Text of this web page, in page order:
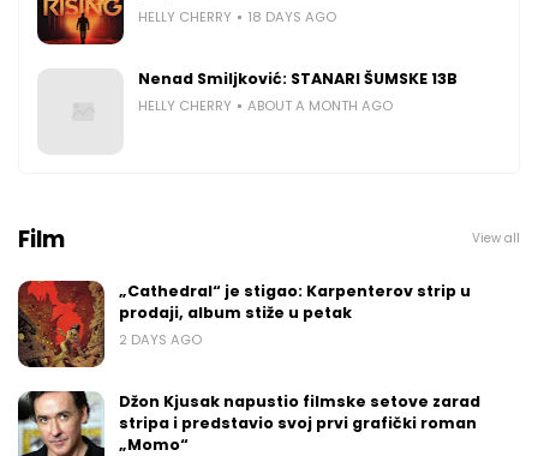
HELLY CHERRY 18 DAYS AGO
Nenad Smiljković: STANARI ŠUMSKE 13B
HELLY CHERRY ABOUT A MONTH AGO
Film View all
„Cathedral“ je stigao: Karpenterov strip u
prodaji, album stiže u petak
2 DAYS AGO
Džon Kjusak napustio filmske setove zarad
stripa i predstavio svoj prvi grafički roman
„Momo“